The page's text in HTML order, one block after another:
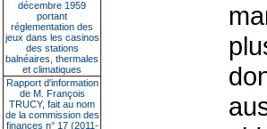
décembre 1959
portant
réglementation des
jeux dans les casinos
des stations
balnéaires, thermales
et climatiques
Rapport d'information
de M. François
TRUCY, fait au nom
de la commission des
finances n° 17 (2011-